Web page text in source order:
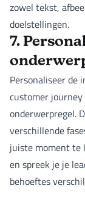
zowel tekst,
doelstellingen.
7.
Personaliseer de
customer journey
onderwerpregel.
verschillende
juiste moment te
en spreek je je
behoeftes